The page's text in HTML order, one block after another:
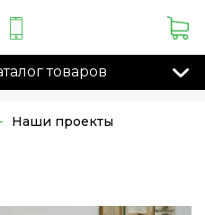
товаров
Наши проекты